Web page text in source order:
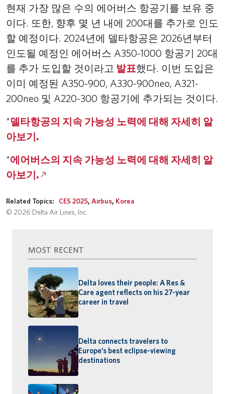
현재 가장 많은 수의 에어버스 항공기를 보유 중
이다. 또한, 향후 몇 년 내에 200대를 추가로 인도
할 예정이다. 2024년에 델타항공은 2026년부터
인도될 예정인 에어버스 A350-1000 항공기 20대
를 추가 도입할 것이라고 발표했다. 이번 도입은
이미 예정된 A350-900, A330-900neo, A321-
200neo 및 A220-300 항공기에 추가되는 것이다.
*델타항공의 지속 가능성 노력에 대해 자세히 알
아보기.
*에어버스의 지속 가능성 노력에 대해 자세히 알
아보기.
Related Topics: CES 2025,Airbus, Korea
© 2026 Delta Air Lines, Inc.
MOST RECENT
Delta loves their people: A Res &
Care agent reflects on his 27-year
career in travel
Delta connects travelers to
Europe’s best eclipse-viewing
destinations